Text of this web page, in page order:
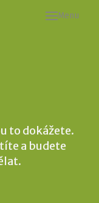
Menu
to dokážete.
a budete